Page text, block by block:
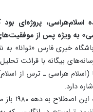
اسلام‌هراسی، پروژه‌ای
به ویژه پس از
خبری فارس «توانا» به
بیگانه با قرائت
(اسلام هراسی ـ ترس از
دارد.